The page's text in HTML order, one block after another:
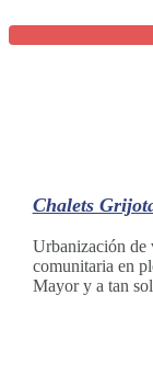
Chalets
Urbanización de
comunitaria en
Mayor y a tan